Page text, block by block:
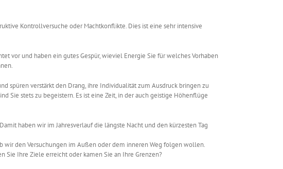
Kontrollversuche oder Machtkonflikte. Dies ist eine sehr intensive
vor und haben ein gutes Gespür, wieviel Energie Sie für welches Vorhaben
spüren verstärkt den Drang, ihre Individualität zum Ausdruck bringen zu
Sie stets zu begeistern. Es ist eine Zeit, in der auch geistige Höhenflüge
haben wir im Jahresverlauf die längste Nacht und den kürzesten Tag
wir den Versuchungen im Außen oder dem inneren Weg folgen wollen.
Sie Ihre Ziele erreicht oder kamen Sie an Ihre Grenzen?